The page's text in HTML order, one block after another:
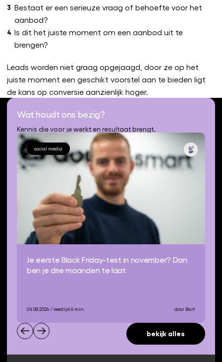
Bestaat er een serieuze vraag of behoefte voor het
aanbod?
Is dit het juiste moment om een aanbod uit te
brengen?
Leads worden niet graag opgejaagd, door ze op het
juiste moment een geschikt voorstel aan te bieden ligt
de kans op conversie aanzienlijk hoger.
Wat houdt ons bezig?
Kennis die voor je werkt en resultaat brengt.
social media
Je eerste Black Friday-test in november? Dan
ben je drie maanden te laat
04 08 2026 / leestijd 6 min. door Bart
bekijk alles